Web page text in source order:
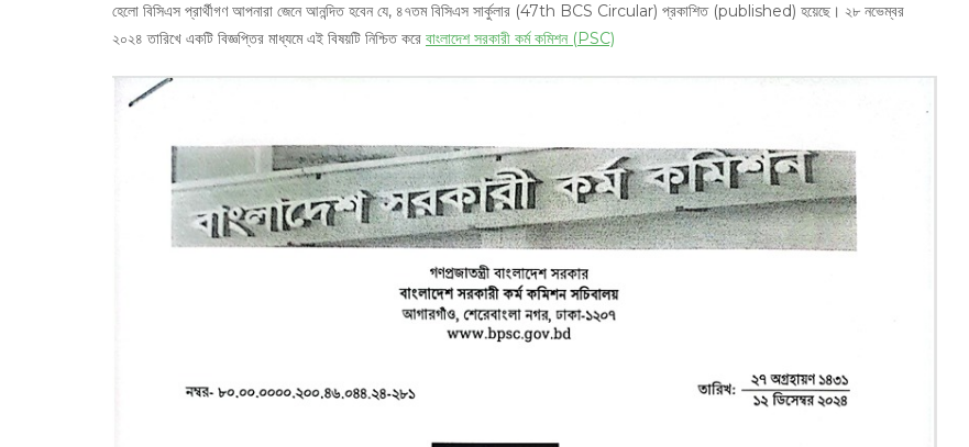
হেলো বিসিএস প্রার্থীগণ আপনারা জেনে আনন্দিত হবেন যে, ৪৭তম বিসিএস সার্কুলার (47th BCS Circular) প্রকাশিত (published) হয়েছে। ২৮ নভেম্বর
২০২৪ তারিখে একটি বিজ্ঞপ্তির মাধ্যমে এই বিষয়টি নিশ্চিত করে বাংলাদেশ সরকারী কর্ম কমিশন (PSC)